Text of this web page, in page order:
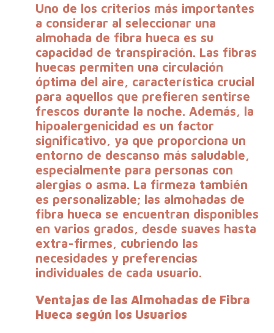
Uno de los criterios más importantes
a considerar al seleccionar una
almohada de fibra hueca es su
capacidad de transpiración. Las fibras
huecas permiten una circulación
óptima del aire, característica crucial
para aquellos que prefieren sentirse
frescos durante la noche. Además, la
hipoalergenicidad es un factor
significativo, ya que proporciona un
entorno de descanso más saludable,
especialmente para personas con
alergias o asma. La firmeza también
es personalizable; las almohadas de
fibra hueca se encuentran disponibles
en varios grados, desde suaves hasta
extra-firmes, cubriendo las
necesidades y preferencias
individuales de cada usuario.
Ventajas de las Almohadas de Fibra
Hueca según los Usuarios